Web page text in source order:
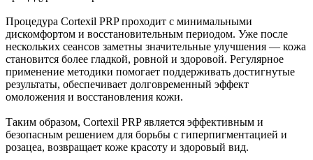
Процедура Cortexil PRP проходит с минимальными
дискомфортом и восстановительным периодом. Уже после
нескольких сеансов заметны значительные улучшения — кожа
становится более гладкой, ровной и здоровой. Регулярное
применение методики помогает поддерживать достигнутые
результаты, обеспечивает долговременный эффект
омоложения и восстановления кожи.
Таким образом, Cortexil PRP является эффективным и
безопасным решением для борьбы с гиперпигментацией и
розацеа, возвращает коже красоту и здоровый вид.